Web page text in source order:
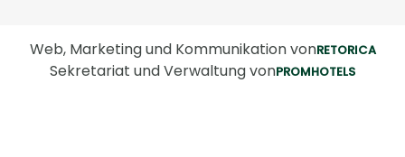
Web, Marketing und Kommunikation vonRETORICA
Sekretariat und Verwaltung vonPROMHOTELS